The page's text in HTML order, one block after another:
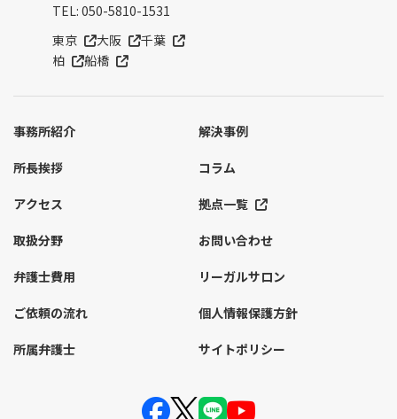
TEL: 050-5810-1531
東京
大阪
千葉
柏
船橋
事務所紹介
所長挨拶
アクセス
取扱分野
弁護士費用
ご依頼の流れ
所属弁護士
解決事例
コラム
拠点一覧
お問い合わせ
リーガルサロン
個人情報保護方針
サイトポリシー